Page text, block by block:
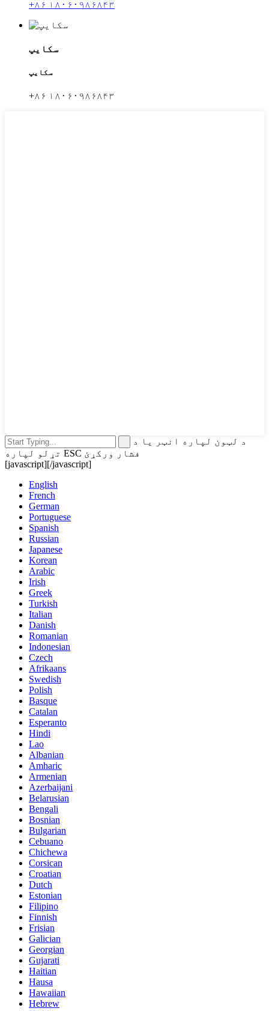
+۸۶ ۱۸۰۶۰۹۸۶۸۴۳
سکایپ
سکایپ
+۸۶ ۱۸۰۶۰۹۸۶۸۴۳
د لټون لپاره انټر یا د
تړلو لپاره ESC فشار ورکړئ
[javascript][/javascript]
English
French
German
Portuguese
Spanish
Russian
Japanese
Korean
Arabic
Irish
Greek
Turkish
Italian
Danish
Romanian
Indonesian
Czech
Afrikaans
Swedish
Polish
Basque
Catalan
Esperanto
Hindi
Lao
Albanian
Amharic
Armenian
Azerbaijani
Belarusian
Bengali
Bosnian
Bulgarian
Cebuano
Chichewa
Corsican
Croatian
Dutch
Estonian
Filipino
Finnish
Frisian
Galician
Georgian
Gujarati
Haitian
Hausa
Hawaiian
Hebrew